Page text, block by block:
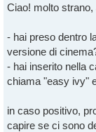
Ciao! molto
- hai preso dentro
versione di
- hai inserito nella
chiama "easy ivy"
in caso positivo,
capire se ci sono